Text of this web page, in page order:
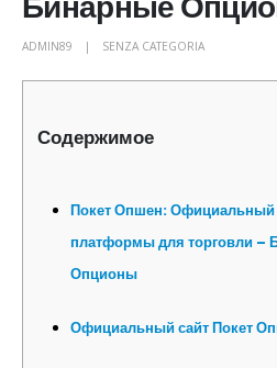
ADMIN89 SENZA CATEGORIA
Содержимое
Покет Опшен: Официальный
платформы для торговли –
Опционы
Официальный сайт Покет